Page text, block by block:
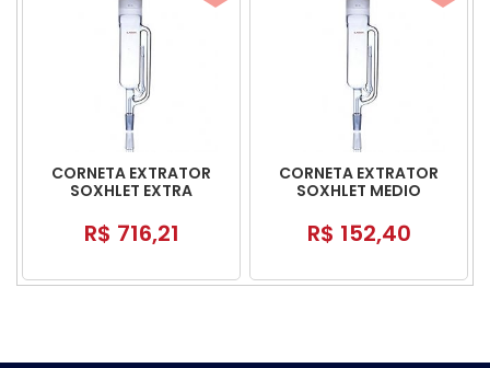
CORNETA EXTRATOR
SOXHLET EXTRA
R$ 716,21
CORNETA EXTRATOR
SOXHLET MEDIO
R$ 152,40